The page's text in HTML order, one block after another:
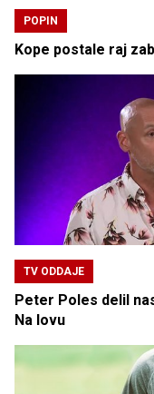
POPIN
Kope postale raj
TV ODDAJE
Peter Poles delil
Na lovu